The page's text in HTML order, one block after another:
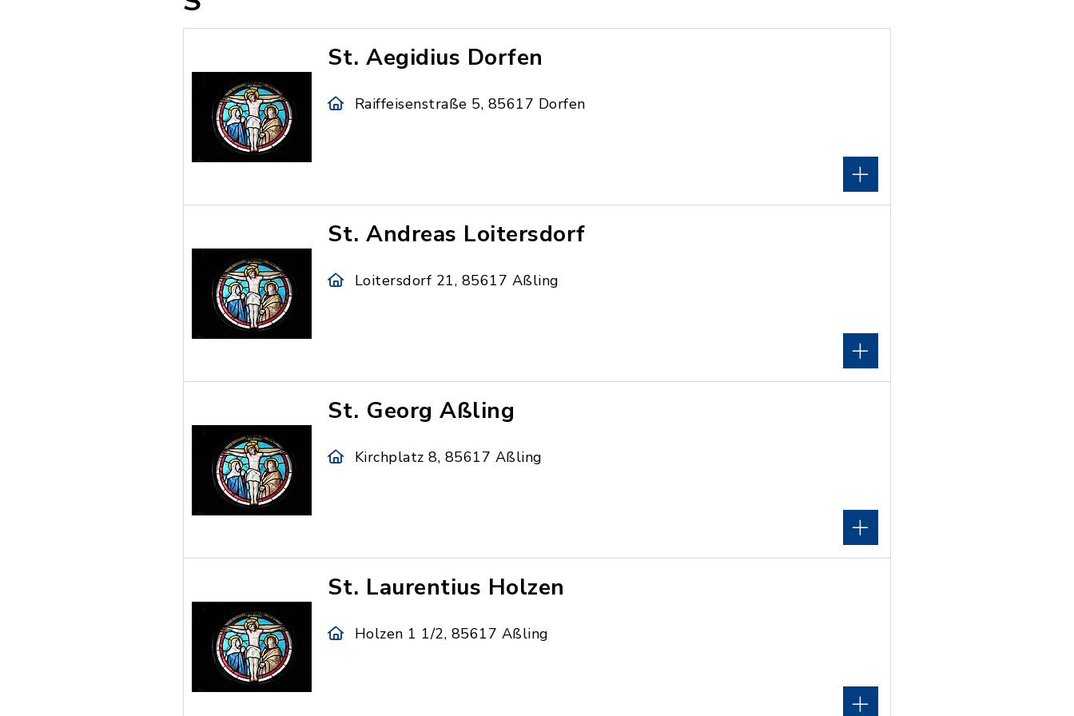
St. Aegidius Dorfen
Raiffeisenstraße 5, 85617 Dorfen
St. Andreas Loitersdorf
Loitersdorf 21, 85617 Aßling
St. Georg Aßling
Kirchplatz 8, 85617 Aßling
St. Laurentius Holzen
Holzen 1 1/2, 85617 Aßling